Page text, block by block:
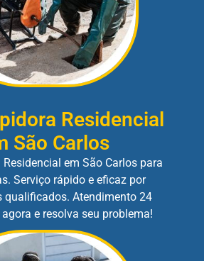
Residencial
São Carlos
em São Carlos para
Serviço rápido e eficaz por
qualificados. Atendimento 24
e resolva seu problema!